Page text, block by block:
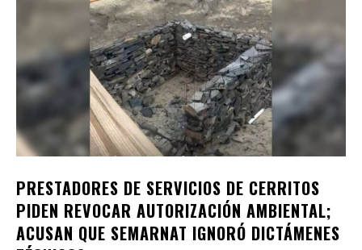
PRESTADORES DE SERVICIOS DE CERRITOS
PIDEN REVOCAR AUTORIZACIÓN AMBIENTAL;
ACUSAN QUE SEMARNAT IGNORÓ DICTÁMENES